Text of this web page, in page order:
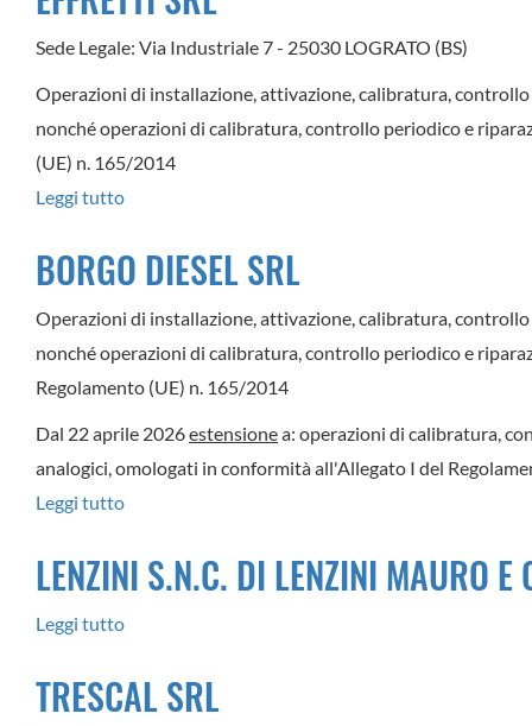
Sede Legale: Via Industriale 7 - 25030 LOGRATO (BS)
Operazioni di installazione, attivazione, calibratura,
nonché operazioni di calibratura, controllo periodico e
(UE) n. 165/2014
Leggi tutto
SRL
BORGO DIESEL SRL
Operazioni di installazione, attivazione, calibratura,
nonché operazioni di calibratura, controllo periodico e
Regolamento (UE) n. 165/2014
Dal 22 aprile 2026estensionea: operazioni di calibratura,
analogici, omologati in conformità all'Allegato I del
Leggi tutto
DIESEL
LENZINI S.N.C. DI LENZINI MAURO
Leggi tutto
S.N.C.
TRESCAL SRL